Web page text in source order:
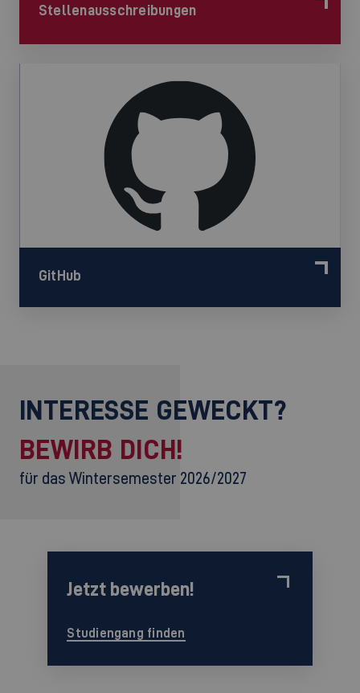
Stellenausschreibungen
GitHub
INTERESSE GEWECKT?
BEWIRB DICH!
für das Wintersemester 2026/2027
Jetzt bewerben!
Studiengang finden